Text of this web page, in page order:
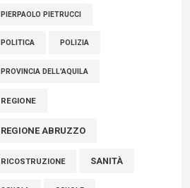
PIERPAOLO PIETRUCCI
POLITICA POLIZIA
PROVINCIA DELL'AQUILA
REGIONE
REGIONE ABRUZZO
RICOSTRUZIONE SANITÀ